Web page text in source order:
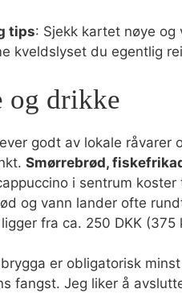
tips: Sjekk kartet nøye
kveldslyset du egentlig
og drikke
godt av lokale råvarer
Smørrebrød,
i sentrum
og vann lander ofte
fra ca. 250 DKK (375
er obligatorisk
fangst. Jeg liker å